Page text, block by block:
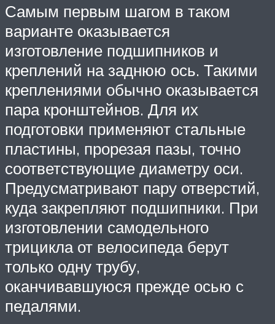
Самым первым шагом в таком
варианте оказывается
изготовление подшипников и
креплений на заднюю ось. Такими
креплениями обычно оказывается
пара кронштейнов. Для их
подготовки применяют стальные
пластины, прорезая пазы, точно
соответствующие диаметру оси.
Предусматривают пару отверстий,
куда закрепляют подшипники. При
изготовлении самодельного
трицикла от велосипеда берут
только одну трубу,
оканчивавшуюся прежде осью с
педалями.